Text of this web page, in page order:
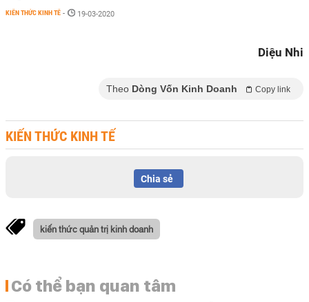
KIẾN THỨC KINH TẾ - 19-03-2020
Diệu Nhi
Theo Dòng Vốn Kinh Doanh Copy link
KIẾN THỨC KINH TẾ
Chia sẻ
kiến thức quản trị kinh doanh
Có thể bạn quan tâm